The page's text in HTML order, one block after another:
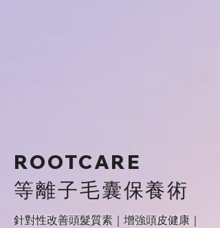
ROOTCARE
等離子毛囊保養術
針對性改善頭髮質素｜增強頭皮健康｜